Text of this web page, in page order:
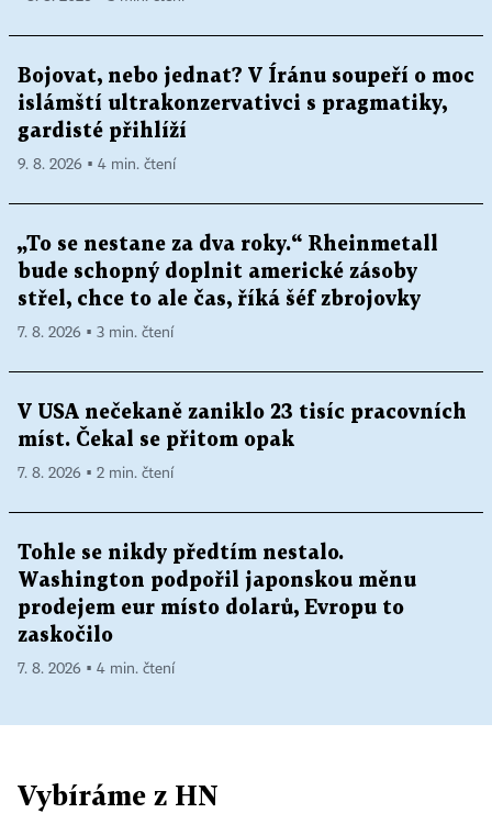
Bojovat, nebo jednat? V Íránu soupeří o moc
islámští ultrakonzervativci s pragmatiky,
gardisté přihlíží
9. 8. 2026 ▪ 4 min. čtení
„To se nestane za dva roky.“ Rheinmetall
bude schopný doplnit americké zásoby
střel, chce to ale čas, říká šéf zbrojovky
7. 8. 2026 ▪ 3 min. čtení
V USA nečekaně zaniklo 23 tisíc pracovních
míst. Čekal se přitom opak
7. 8. 2026 ▪ 2 min. čtení
Tohle se nikdy předtím nestalo.
Washington podpořil japonskou měnu
prodejem eur místo dolarů, Evropu to
zaskočilo
7. 8. 2026 ▪ 4 min. čtení
Vybíráme z HN